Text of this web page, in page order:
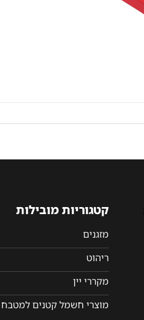
קטגוריות מובילות
מזגנים
ריהוט
מקררי יין
מוצרי חשמל קטנים למטבח